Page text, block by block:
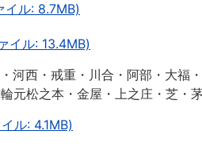
イル: 8.7MB)
イル: 13.4MB)
河西・戒重・川合・阿部・大福
元松之本・金屋・上之庄・芝・
ル: 4.1MB)